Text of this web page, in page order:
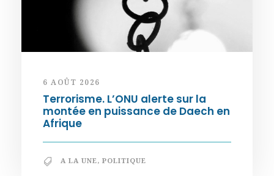
6 AOÛT 2026
Terrorisme. L’ONU alerte sur la
montée en puissance de Daech en
Afrique
A LA UNE, POLITIQUE